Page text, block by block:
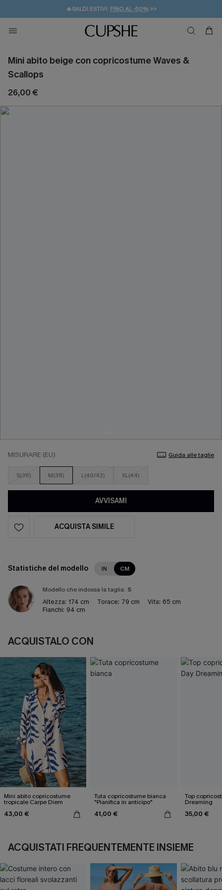
🔥SALDI ESTIVI: FINO AL -50%>>
🚚SPEDIZIONE GRATUITA DA 49€
💌REGALO PER I NUOVI: 20% DI SCONTO*
Mini abito beige con copricostume Waves &
Scallops
26,00 €
MISURARE (EU) Guida alle taglie
S(36) M(38) L(40/42) XL(44)
AVVISAMI
ACQUISTA SIMILE
Statistiche del modello IN CM
Modello che indossa la taglia: S
Altezza: 174 cm Torace: 79 cm Vita: 65 cm
Fianchi: 94 cm
ACQUISTALO CON
Mini abito copricostume
tropicale Carpe Diem
43,00 €
Tuta copricostume bianca
"Pianifica in anticipo"
41,00 €
Top
Dreaming
35,00 €
ACQUISTATI FREQUENTEMENTE INSIEME